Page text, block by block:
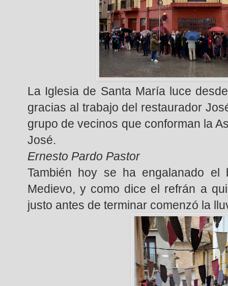
La Iglesia de Santa María luce
gracias al trabajo del restaurador
grupo de vecinos que conforman la
José.
Ernesto Pardo Pastor
También hoy se ha engalanado
Medievo, y como dice el refrán a
justo antes de terminar comenzó la